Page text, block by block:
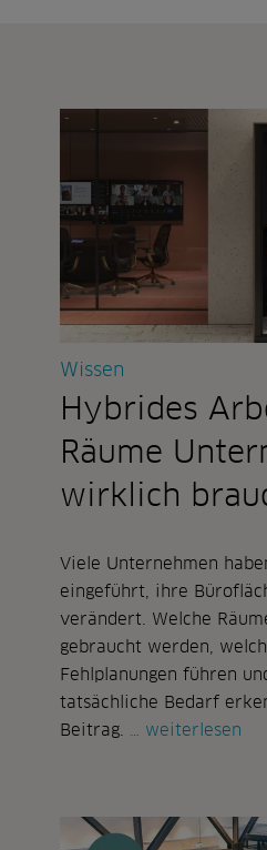
Wissen
Hybrides
Räume
wirklich
Viele Unternehmen
eingeführt, ihre
verändert. Welche
gebraucht werden,
Fehlplanungen führen
tatsächliche Bedarf
Beitrag.
weiterlesen